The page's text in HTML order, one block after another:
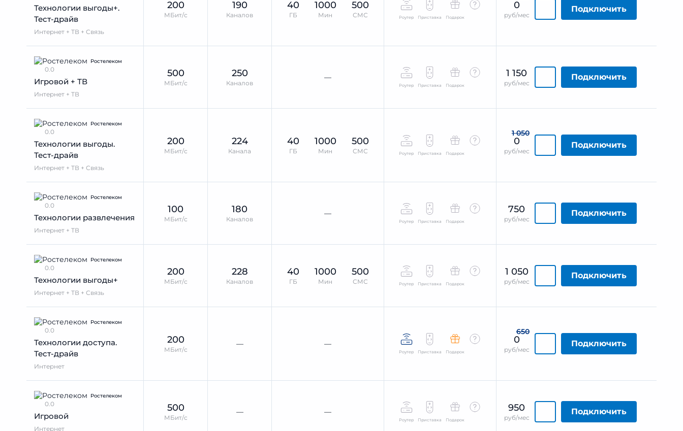
Технологии выгоды+.
Тест-драйв
Интернет + ТВ + Связь
200
МБит/с
190
Каналов
40
ГБ
1000
Мин
500
СМС Роутер Приставка Подарок
0
руб/мес
Подключить
Ростелеком
0.0
Игровой + ТВ
Интернет + ТВ
500
МБит/с
250
Каналов
—
Роутер Приставка Подарок
1 150
руб/мес
Подключить
Ростелеком
0.0
Технологии выгоды.
Тест-драйв
Интернет + ТВ + Связь
200
МБит/с
224
Канала
40
ГБ
1000
Мин
500
СМС Роутер Приставка Подарок
1 050
0
руб/мес
Подключить
Ростелеком
0.0
Технологии развлечения
Интернет + ТВ
100
МБит/с
180
Каналов
—
Роутер Приставка Подарок
750
руб/мес
Подключить
Ростелеком
0.0
Технологии выгоды+
Интернет + ТВ + Связь
200
МБит/с
228
Каналов
40
ГБ
1000
Мин
500
СМС Роутер Приставка Подарок
1 050
руб/мес
Подключить
Ростелеком
0.0
Технологии доступа.
Тест-драйв
Интернет
200
МБит/с
— —
Роутер Приставка Подарок
650
0
руб/мес
Подключить
Ростелеком
0.0
Игровой
Интернет
500
МБит/с
— —
Роутер Приставка Подарок
950
руб/мес
Подключить